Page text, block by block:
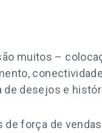
muitos –
desejos e
força de